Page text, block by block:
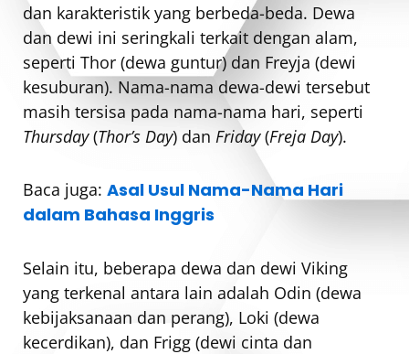
dan karakteristik yang berbeda-beda. Dewa
dan dewi ini seringkali terkait dengan alam,
seperti Thor (dewa guntur) dan Freyja (dewi
kesuburan). Nama-nama dewa-dewi tersebut
masih tersisa pada nama-nama hari, seperti
Thursday(Thor’s Day) dan Friday(Freja Day).
Baca juga: Asal Usul Nama-Nama Hari
dalam Bahasa Inggris
Selain itu, beberapa dewa dan dewi Viking
yang terkenal antara lain adalah Odin (dewa
kebijaksanaan dan perang), Loki (dewa
kecerdikan), dan Frigg (dewi cinta dan